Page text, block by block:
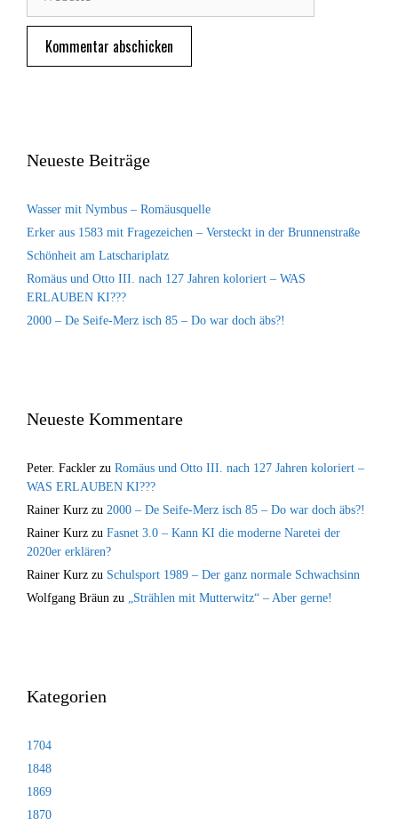
Neueste Beiträge
Wasser mit Nymbus – Romäusquelle
Erker aus 1583 mit Fragezeichen – Versteckt in der Brunnenstraße
Schönheit am Latschariplatz
Romäus und Otto III. nach 127 Jahren koloriert – WAS
ERLAUBEN KI???
2000 – De Seife-Merz isch 85 – Do war doch äbs?!
Neueste Kommentare
Peter. Fackler zu Romäus und Otto III. nach 127 Jahren koloriert –
WAS ERLAUBEN KI???
Rainer Kurz zu 2000 – De Seife-Merz isch 85 – Do war doch äbs?!
Rainer Kurz zu Fasnet 3.0 – Kann KI die moderne Naretei der
2020er erklären?
Rainer Kurz zu Schulsport 1989 – Der ganz normale Schwachsinn
Wolfgang Bräun zu „Strählen mit Mutterwitz“ – Aber gerne!
Kategorien
1704
1848
1869
1870